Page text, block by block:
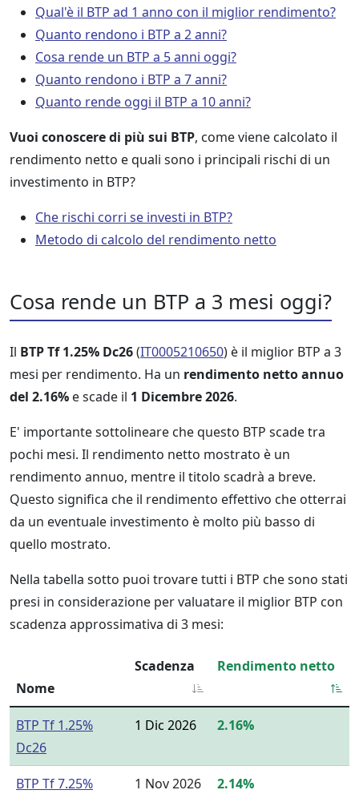
Qual'è il BTP ad 1 anno con il miglior rendimento?
Quanto rendono i BTP a 2 anni?
Cosa rende un BTP a 5 anni oggi?
Quanto rendono i BTP a 7 anni?
Quanto rende oggi il BTP a 10 anni?
Vuoi conoscere di più sui BTP, come viene calcolato il
rendimento netto e quali sono i principali rischi di un
investimento in BTP?
Che rischi corri se investi in BTP?
Metodo di calcolo del rendimento netto
Cosa rende un BTP a 3 mesi oggi?
Il BTP Tf 1.25% Dc26(IT0005210650) è il miglior BTP a 3
mesi per rendimento. Ha un rendimento netto annuo
del 2.16% e scade il 1 Dicembre 2026.
E' importante sottolineare che questo BTP scade tra
pochi mesi. Il rendimento netto mostrato è un
rendimento annuo, mentre il titolo scadrà a breve.
Questo significa che il rendimento effettivo che otterrai
da un eventuale investimento è molto più basso di
quello mostrato.
Nella tabella sotto puoi trovare tutti i BTP che sono stati
presi in considerazione per valuatare il miglior BTP con
scadenza approssimativa di 3 mesi:
Nome
Scadenza Rendimento netto
BTP Tf 1.25%
Dc26
1 Dic 2026 2.16%
BTP Tf 7.25%
1 Nov 2026 2.14%